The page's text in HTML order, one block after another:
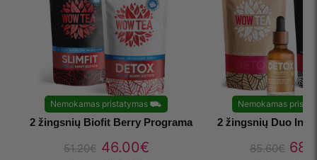
Nemokamas pristatymas ⛟
2 žingsnių Biofit Berry Programa
51.20€ 46.00€
Nemokamas
2 žingsnių Duo
85.60€